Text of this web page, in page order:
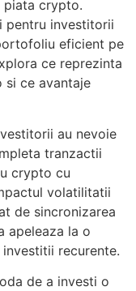
piata crypto.
pentru investitorii
eficient pe
ce reprezinta
si ce avantaje
au nevoie
tranzactii
crypto cu
volatilitatii
de sincronizarea
apeleaza la o
recurente.
de a investi o